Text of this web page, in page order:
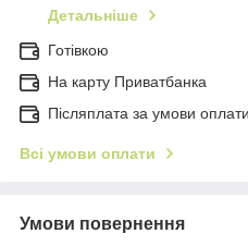
Детальніше
Готівкою
На карту Приватбанка
Післяплата за умови
Всі умови оплати
Умови повернення